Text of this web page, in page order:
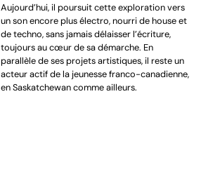
Aujourd’hui, il poursuit cette exploration vers
un son encore plus électro, nourri de house et
de techno, sans jamais délaisser l’écriture,
toujours au cœur de sa démarche. En
parallèle de ses projets artistiques, il reste un
acteur actif de la jeunesse franco-canadienne,
en Saskatchewan comme ailleurs.